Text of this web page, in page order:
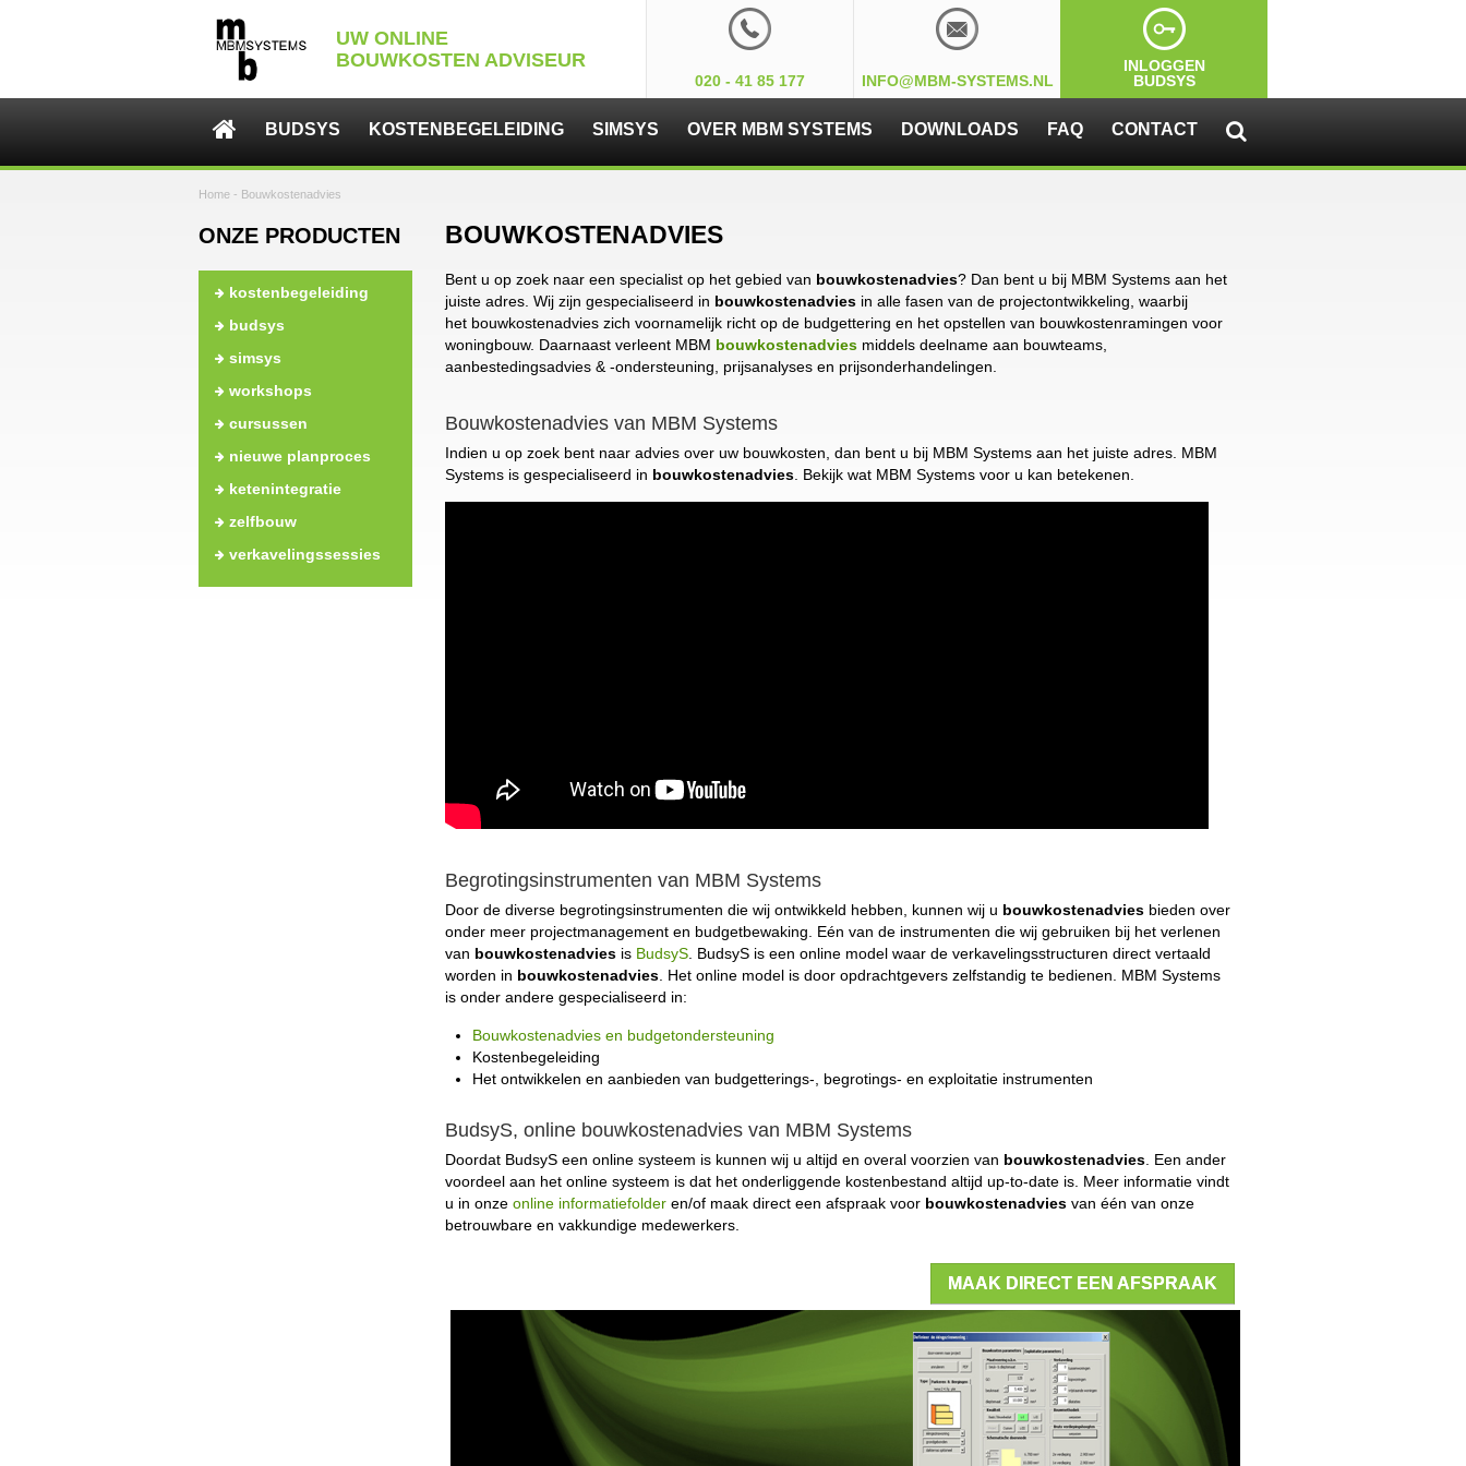
INLOGGEN
BUDSYS
INFO@MBM-SYSTEMS.NL
020 - 41 85 177
UW ONLINE
BOUWKOSTEN ADVISEUR
 BUDSYS KOSTENBEGELEIDING SIMSYS OVER MBM SYSTEMS DOWNLOADS FAQ CONTACT 
Home - Bouwkostenadvies
ONZE PRODUCTEN
kostenbegeleiding
budsys
simsys
workshops
cursussen
nieuwe planproces
ketenintegratie
zelfbouw
verkavelingssessies
BOUWKOSTENADVIES
Bent u op zoek naar een specialist op het gebied van bouwkostenadvies? Dan bent u bij MBM Systems aan het
juiste adres. Wij zijn gespecialiseerd in bouwkostenadvies in alle fasen van de projectontwikkeling, waarbij
het bouwkostenadvies zich voornamelijk richt op de budgettering en het opstellen van bouwkostenramingen voor
woningbouw. Daarnaast verleent MBM bouwkostenadvies middels deelname aan bouwteams,
aanbestedingsadvies & -ondersteuning, prijsanalyses en prijsonderhandelingen.
Bouwkostenadvies van MBM Systems
Indien u op zoek bent naar advies over uw bouwkosten, dan bent u bij MBM Systems aan het juiste adres. MBM
Systems is gespecialiseerd in bouwkostenadvies . Bekijk wat MBM Systems voor u kan betekenen.
Begrotingsinstrumenten van MBM Systems
Door de diverse begrotingsinstrumenten die wij ontwikkeld hebben, kunnen wij u bouwkostenadvies bieden over
onder meer projectmanagement en budgetbewaking. Eén van de instrumenten die wij gebruiken bij het verlenen
van bouwkostenadvies is BudsyS . BudsyS is een online model waar de verkavelingsstructuren direct vertaald
worden in bouwkostenadvies . Het online model is door opdrachtgevers zelfstandig te bedienen. MBM Systems
is onder andere gespecialiseerd in:
Bouwkostenadvies en budgetondersteuning
Kostenbegeleiding
Het ontwikkelen en aanbieden van budgetterings-, begrotings- en exploitatie instrumenten
BudsyS, online bouwkostenadvies van MBM Systems
Doordat BudsyS een online systeem is kunnen wij u altijd en overal voorzien van bouwkostenadvies . Een ander
voordeel aan het online systeem is dat het onderliggende kostenbestand altijd up-to-date is. Meer informatie vindt
u in onze online informatiefolder en/of maak direct een afspraak voor bouwkostenadvies van één van onze
betrouwbare en vakkundige medewerkers.
MAAK DIRECT EEN AFSPRAAK